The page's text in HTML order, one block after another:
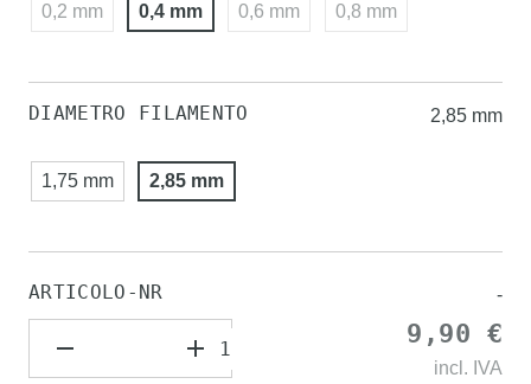
0,2 mm 0,4 mm 0,6 mm 0,8 mm
DIAMETRO FILAMENTO 2,85 mm
1,75 mm 2,85 mm
ARTICOLO-NR -
9,90 €
incl. IVA